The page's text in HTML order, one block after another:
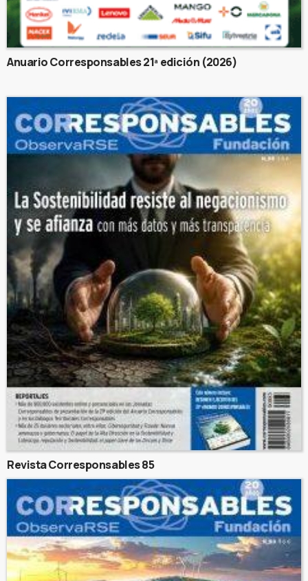
Anuario Corresponsables 21ª edición (2026)
Revista Corresponsables 85